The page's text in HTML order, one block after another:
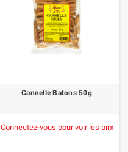
Cannelle Batons 50g
Connectez-vous pour voir les prix